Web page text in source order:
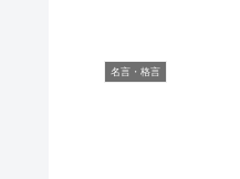
名言・格言